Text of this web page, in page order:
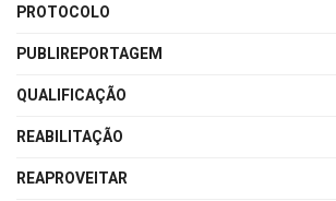
PROTOCOLO
PUBLIREPORTAGEM
QUALIFICAÇÃO
REABILITAÇÃO
REAPROVEITAR